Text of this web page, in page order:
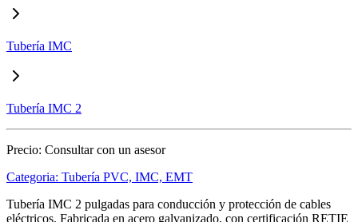
Tubería IMC
Tubería IMC 2
Precio: Consultar con un asesor
Categoria: Tubería PVC, IMC, EMT
Tubería IMC 2 pulgadas para conducción y protección de cables
eléctricos. Fabricada en acero galvanizado, con certificación RETIE